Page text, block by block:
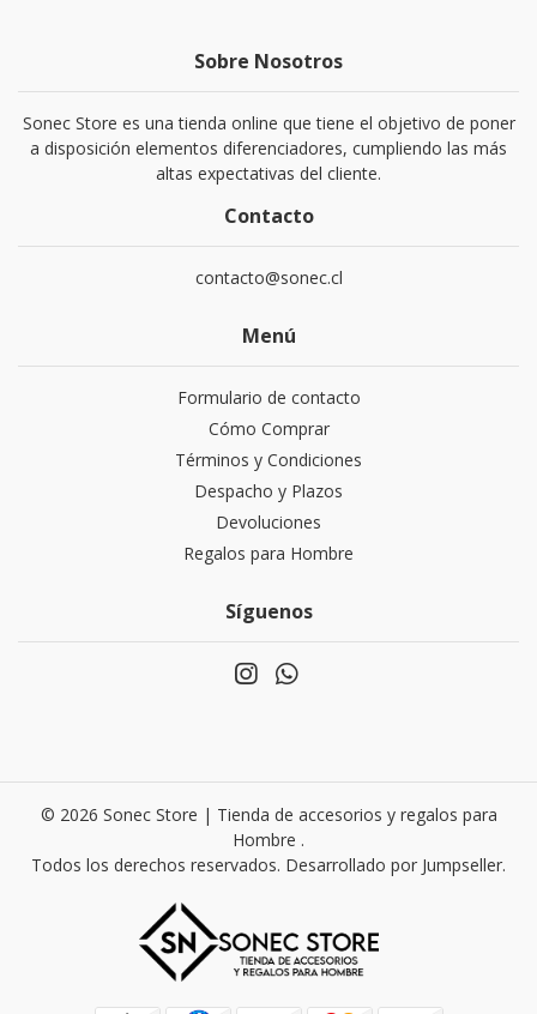
Sobre Nosotros
Sonec Store es una tienda online que tiene el objetivo de poner
a disposición elementos diferenciadores, cumpliendo las más
altas expectativas del cliente.
Contacto
contacto@sonec.cl
Menú
Formulario de contacto
Cómo Comprar
Términos y Condiciones
Despacho y Plazos
Devoluciones
Regalos para Hombre
Síguenos
© 2026 Sonec Store | Tienda de accesorios y regalos para
Hombre .
Todos los derechos reservados. Desarrollado por Jumpseller.